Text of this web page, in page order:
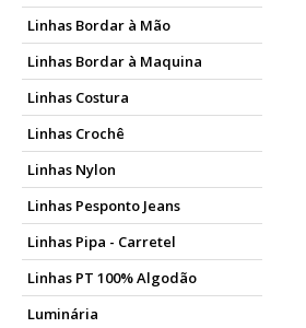
Linhas Bordar à Mão
Linhas Bordar à Maquina
Linhas Costura
Linhas Crochê
Linhas Nylon
Linhas Pesponto Jeans
Linhas Pipa - Carretel
Linhas PT 100% Algodão
Luminária